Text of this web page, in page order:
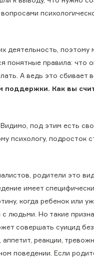
деятельность,
правила: что
А ведь это сбивает
поддержки. Как вы
под этим есть
психологу, подросток
родители это
имеет
когда ребенок или
людьми. Но такие
совершать суицид
реакции,
поведении. Если